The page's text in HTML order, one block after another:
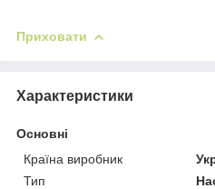
Приховати
Характеристики
Основні
Країна виробник
Тип